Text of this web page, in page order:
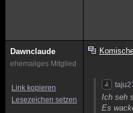
Dawnclaude
ehemaliges Mitglied
Link kopieren
Lesezeichen setzen
Ich seh
Es